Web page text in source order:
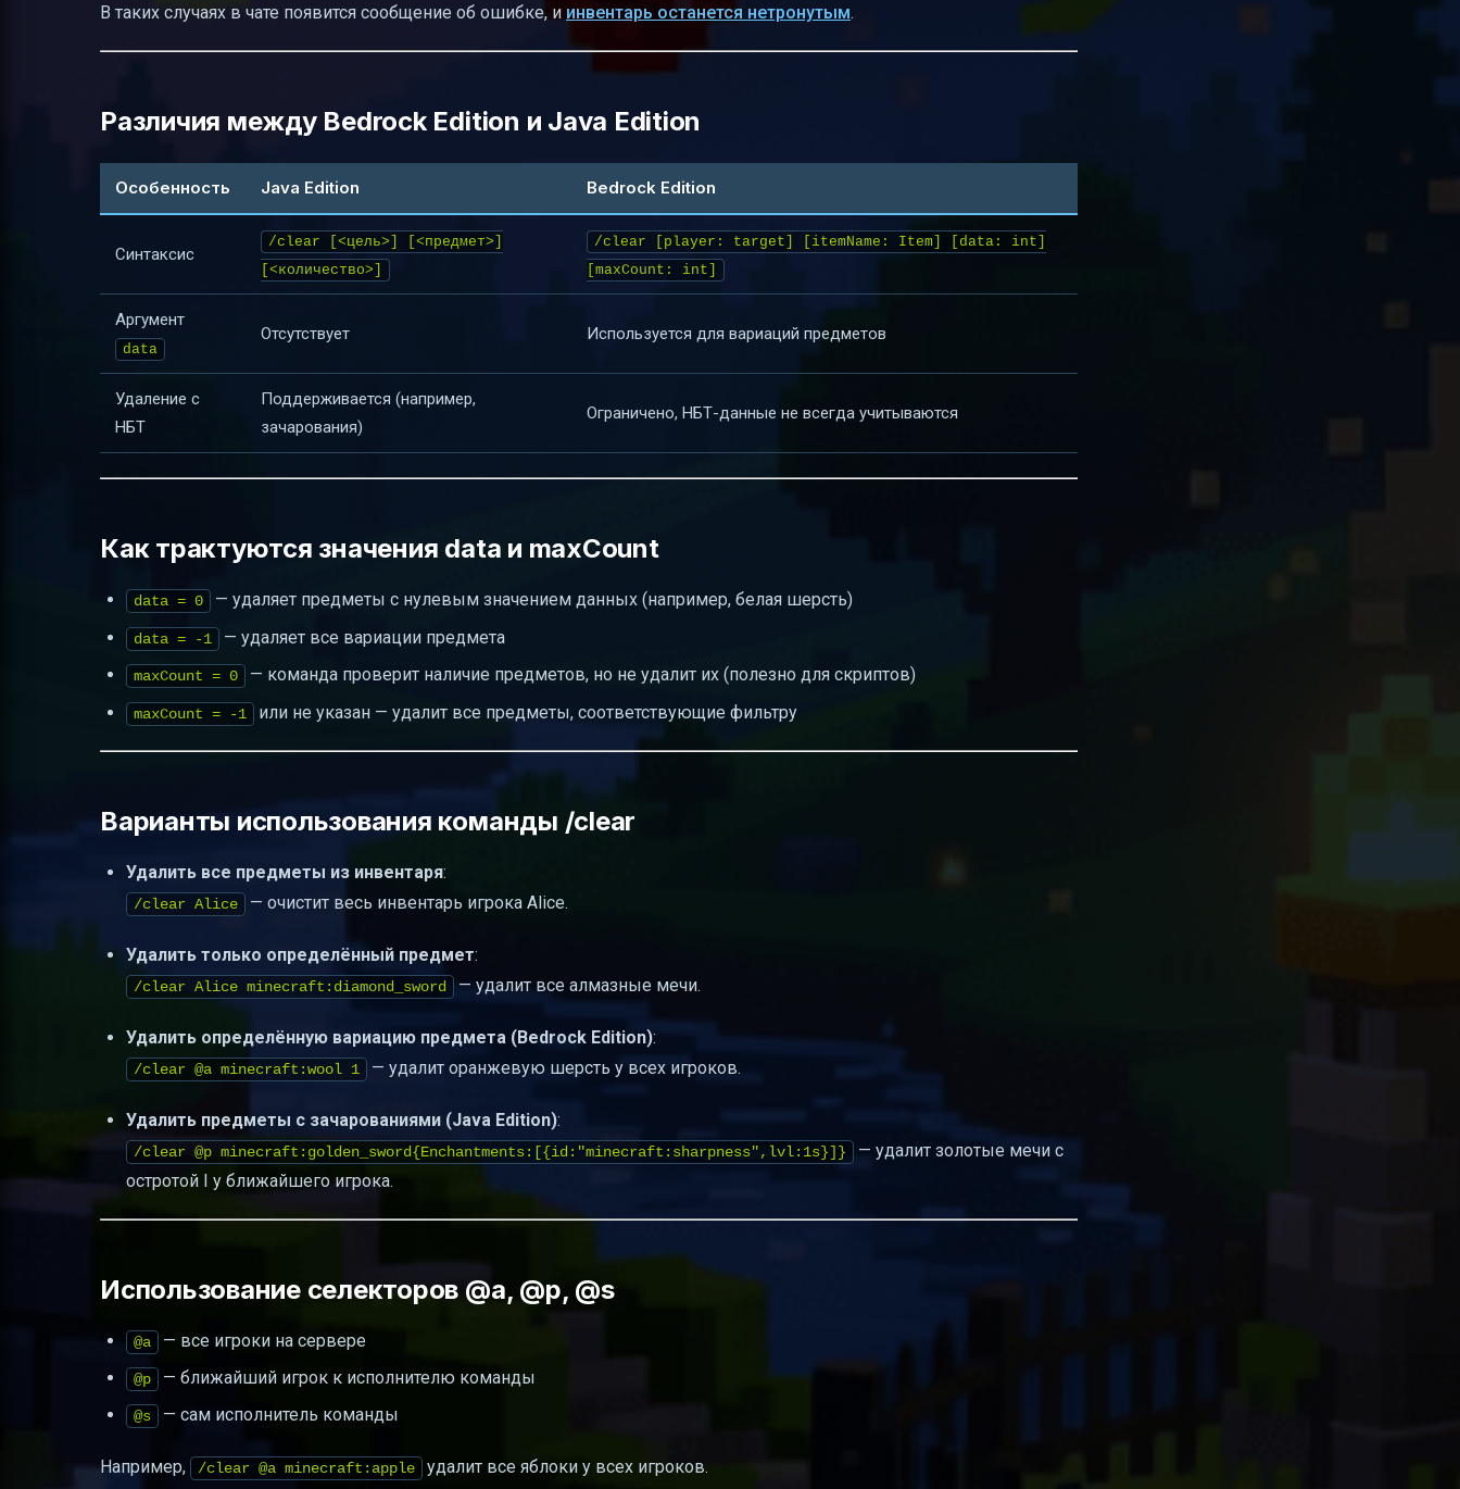
В таких случаях в чате появится сообщение об ошибке, и инвентарь останется нетронутым.
Различия между Bedrock Edition и Java Edition
Особенность Java Edition Bedrock Edition
Синтаксис
/clear [<цель>] [<предмет>]
[<количество>]
/clear [player: target] [itemName: Item] [data: int]
[maxCount: int]
Аргумент
data
Отсутствует Используется для вариаций предметов
Удаление с
НБТ
Поддерживается (например,
зачарования)
Ограничено, НБТ-данные не всегда учитываются
Как трактуются значения data и maxCount
data = 0 — удаляет предметы с нулевым значением данных (например, белая шерсть)
data = -1 — удаляет все вариации предмета
maxCount = 0 — команда проверит наличие предметов, но не удалит их (полезно для скриптов)
maxCount = -1 или не указан — удалит все предметы, соответствующие фильтру
Варианты использования команды /clear
Удалить все предметы из инвентаря:
/clear Alice — очистит весь инвентарь игрока Alice.
Удалить только определённый предмет:
/clear Alice minecraft:diamond_sword — удалит все алмазные мечи.
Удалить определённую вариацию предмета (Bedrock Edition):
/clear @a minecraft:wool 1 — удалит оранжевую шерсть у всех игроков.
Удалить предметы с зачарованиями (Java Edition):
/clear @p minecraft:golden_sword{Enchantments:[{id:"minecraft:sharpness",lvl:1s}]}
— удалит золотые мечи с
остротой I у ближайшего игрока.
Использование селекторов @a, @p, @s
@a — все игроки на сервере
@p — ближайший игрок к исполнителю команды
@s — сам исполнитель команды
Например, /clear @a minecraft:apple удалит все яблоки у всех игроков.